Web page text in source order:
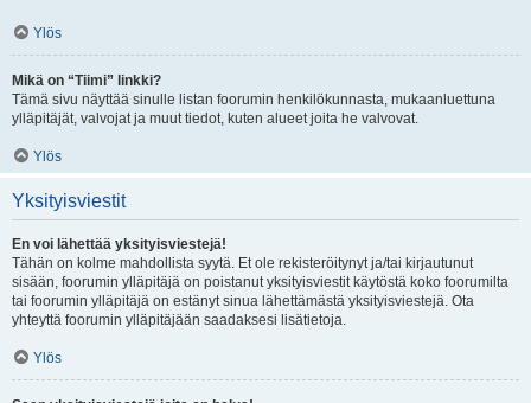
Ylös
Mikä on “Tiimi” linkki?
Tämä sivu näyttää sinulle listan foorumin henkilökunnasta, mukaanluettuna
ylläpitäjät, valvojat ja muut tiedot, kuten alueet joita he valvovat.
Ylös
Yksityisviestit
En voi lähettää yksityisviestejä!
Tähän on kolme mahdollista syytä. Et ole rekisteröitynyt ja/tai kirjautunut
sisään, foorumin ylläpitäjä on poistanut yksityisviestit käytöstä koko foorumilta
tai foorumin ylläpitäjä on estänyt sinua lähettämästä yksityisviestejä. Ota
yhteyttä foorumin ylläpitäjään saadaksesi lisätietoja.
Ylös